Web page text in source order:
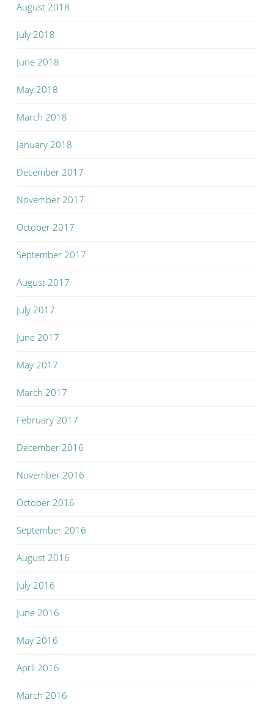
August 2018
July 2018
June 2018
May 2018
March 2018
January 2018
December 2017
November 2017
October 2017
September 2017
August 2017
July 2017
June 2017
May 2017
March 2017
February 2017
December 2016
November 2016
October 2016
September 2016
August 2016
July 2016
June 2016
May 2016
April 2016
March 2016